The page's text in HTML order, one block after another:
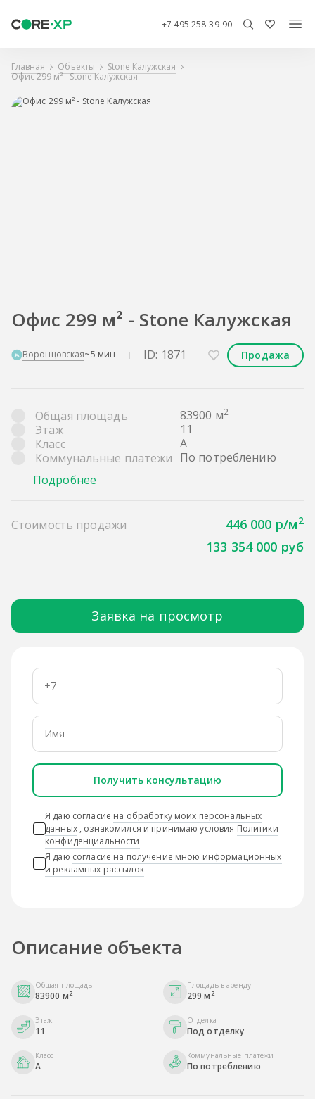
+7 495 258-39-90
Главная Объекты
Stone Калужская
Офис 299 м² - Stone Калужская
Офис 299 м² - Stone Калужская
Воронцовская~5 мин ID: 1871 Продажа
Общая площадь 83900 м2
Этаж
11
Класс
A
Коммунальные платежи По потреблению
Подробнее
Стоимость продажи 446 000 р/м2
133 354 000 руб
Заявка на просмотр
Получить консультацию
Я даю согласие на обработку моих персональных
данных, ознакомился и принимаю условия Политики
конфиденциальности
Я даю согласие на получение мною информационных
и рекламных рассылок
Описание объекта
Общая площадь
83900 м2
Площадь в аренду
299 м 2
Этаж
11
Отделка
Под отделку
Класс
A
Коммунальные платежи
По потреблению